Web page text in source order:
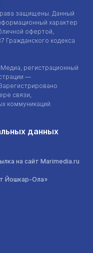
защищены. Данный
характер
офертой,
Гражданского кодекса
регистрационный
—
связи,
коммуникаций.
данных
на сайт Marimedia.ru
Йошкар-Ола»